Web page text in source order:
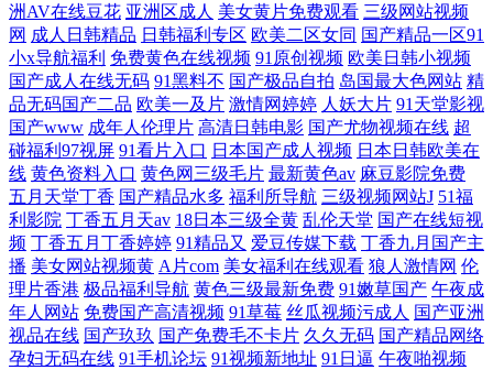
洲AV在线豆花 亚洲区成人 美女黄片免费观看 三级网站视频
网 成人日韩精品 日韩福利专区 欧美二区女同 国产精品一区91
小x导航福利 免费黄色在线视频 91原创视频 欧美日韩小视频
国产成人在线无码 91黑料不 国产极品自拍 岛国最大色网站 精
品无码国产二品 欧美一及片 激情网婷婷 人妖大片 91天堂影视
国产www 成年人伦理片 高清日韩电影 国产尤物视频在线 超
碰福利97视屏 91看片入口 日本国产成人视频 日本日韩欧美在
线 黄色资料入口 黄色网三级毛片 最新黄色av 麻豆影院免费
五月天堂丁香 国产精品水多 福利所导航 三级视频网站J 51福
利影院 丁香五月天av 18日本三级全黄 乱伦天堂 国产在线短视
频 丁香五月丁香婷婷 91精品又 爱豆传媒下载 丁香九月国产主
播 美女网站视频黄 A片com 美女福利在线观看 狼人激情网 伦
理片香港 极品福利导航 黄色三级最新免费 91嫩草国产 午夜成
年人网站 免费国产高清视频 91草莓 丝瓜视频污成人 国产亚洲
视品在线 国产玖玖 国产免费毛不卡片 久久无码 国产精品网络
孕妇无码在线 91手机论坛 91视频新地址 91日逼 午夜啪视频